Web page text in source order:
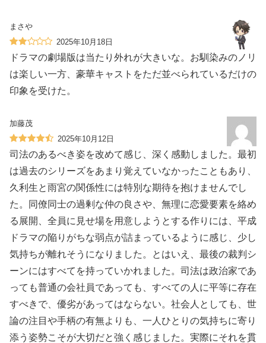
まさや
2025年10月18日
ドラマの劇場版は当たり外れが大きいな。お馴染みのノリ
は楽しい一方、豪華キャストをただ並べられているだけの
印象を受けた。
加藤茂
2025年10月12日
司法のあるべき姿を改めて感じ、深く感動しました。最初
は過去のシリーズをあまり覚えていなかったこともあり、
久利生と雨宮の関係性には特別な期待を抱けませんでし
た。同僚同士の過剰な仲の良さや、無理に恋愛要素を絡め
る展開、全員に見せ場を用意しようとする作りには、平成
ドラマの陥りがちな弱点が詰まっているように感じ、少し
気持ちが離れそうになりました。とはいえ、最後の裁判シ
ーンにはすべてを持っていかれました。司法は政治家であ
っても普通の会社員であっても、すべての人に平等に存在
すべきで、優劣があってはならない。社会人としても、世
論の注目や手柄の有無よりも、一人ひとりの気持ちに寄り
添う姿勢こそが大切だと強く感じました。実際にそれを貫